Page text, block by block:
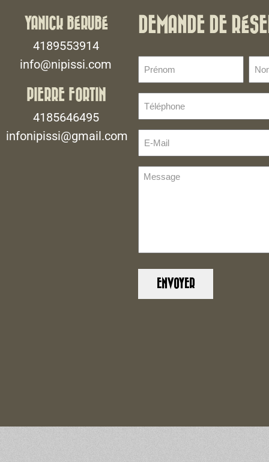
YANICK BÉRUBÉ
4189553914
info@nipissi.com
PIERRE FORTIN
4185646495
infonipissi@gmail.com
DEMANDE DE
(Nécessaire)
de
(Nécessaire)
Mail
Message